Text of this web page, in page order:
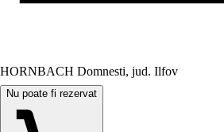
HORNBACH Domnesti, jud. Ilfov
Nu poate fi rezervat